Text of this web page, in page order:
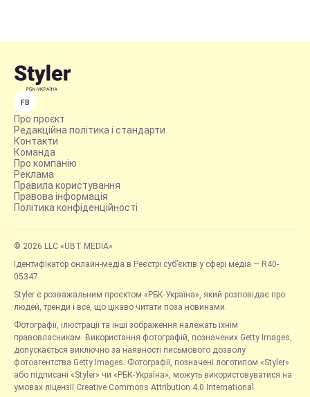
FB
Про проєкт
Редакційна політика і стандарти
Контакти
Команда
Про компанію
Реклама
Правила користування
Правова інформація
Політика конфіденційності
© 2026 LLC «UBT MEDIA»
Ідентифікатор онлайн-медіа в Реєстрі суб’єктів у сфері медіа — R40-
05347
Styler є розважальним проєктом «РБК-Україна», який розповідає про
людей, тренди і все, що цікаво читати поза новинами.
Фотографії, ілюстрації та інші зображення належать їхнім
правовласникам. Використання фотографій, позначених Getty Images,
допускається виключно за наявності письмового дозволу
фотоагентства Getty Images. Фотографії, позначені логотипом «Styler»
або підписані «Styler» чи «РБК-Україна», можуть використовуватися на
умовах ліцензії Creative Commons Attribution 4.0 International.